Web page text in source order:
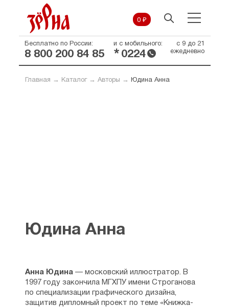
0 ₽
Бесплатно по России:
8 800 200 84 85
и с мобильного:
* 0224
с 9 до 21
ежедневно
Главная → Каталог→ Авторы → Юдина Анна
Юдина Анна
Анна Юдина— московский иллюстратор. В
1997 году закончила МГХПУ имени Строганова
по специализации графического дизайна,
защитив дипломный проект по теме «Книжка-